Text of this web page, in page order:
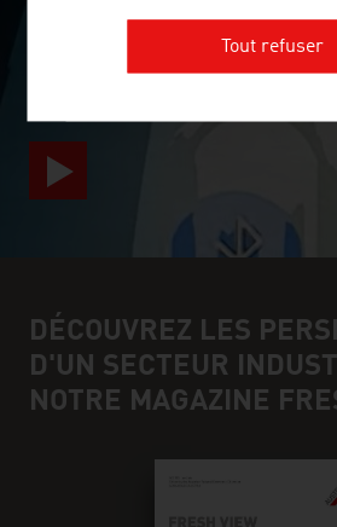
DÉCOUVREZ LES
D'UN SECTEUR
NOTRE MAGAZINE
Tout refuser